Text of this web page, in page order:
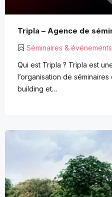
Séminaires &
Qui est Tripla ? Tripla est
l’organisation de
building et…